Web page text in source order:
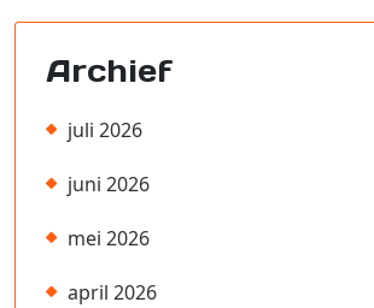
Archief
juli 2026
juni 2026
mei 2026
april 2026